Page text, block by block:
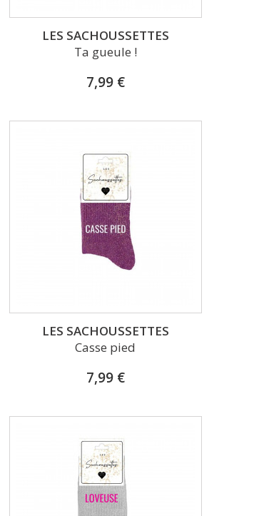
LES SACHOUSSETTES
Ta gueule !
7,99 €
LES SACHOUSSETTES
Casse pied
7,99 €